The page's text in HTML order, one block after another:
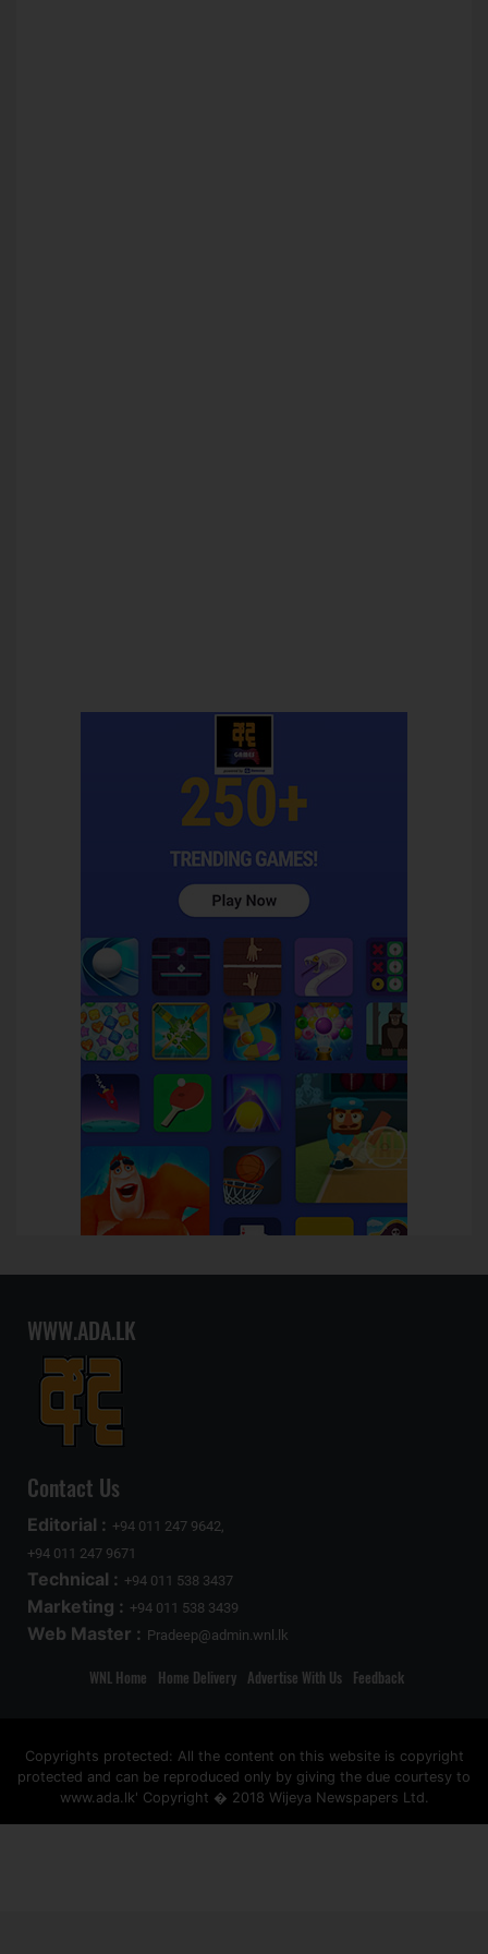
WWW.ADA.LK
Contact Us
Editorial : +94 011 247 9642,
+94 011 247 9671
Technical : +94 011 538 3437
Marketing : +94 011 538 3439
Web Master : Pradeep@admin.wnl.lk
WNL Home Home Delivery Advertise With Us Feedback
Copyrights protected: All the content on this website is copyright
protected and can be reproduced only by giving the due courtesy to
www.ada.lk' Copyright � 2018 Wijeya Newspapers Ltd.